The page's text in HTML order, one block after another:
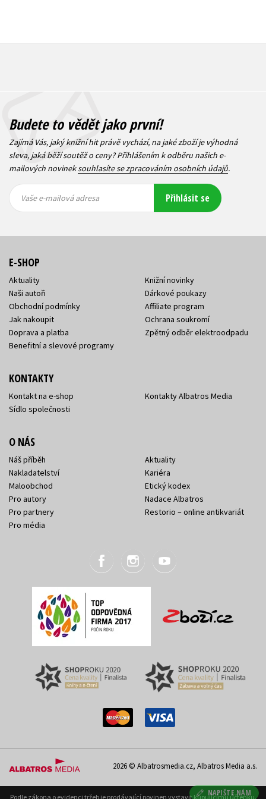
NAPIŠTE NÁM
Budete to vědět jako první!
Zajímá Vás, jaký knižní hit právě vychází, na jaké zboží je výhodná
sleva, jaká běží soutěž o ceny? Přihlášením k odběru našich e-
mailových novineksouhlasíte se zpracováním osobních údajů.
mailová
mailová
Vaše e-mailová adresa Přihlásit se
E-SHOP
Aktuality
Naši autoři
Obchodní podmínky
Jak nakoupit
Doprava a platba
Benefitní a slevové programy
Knižní novinky
Dárkové poukazy
Affiliate program
Ochrana soukromí
Zpětný odběr elektroodpadu
KONTAKTY
Kontakt na e-shop
Sídlo společnosti
Kontakty Albatros Media
O NÁS
Náš příběh
Nakladatelství
Maloobchod
Pro autory
Pro partnery
Pro média
Aktuality
Kariéra
Etický kodex
Nadace Albatros
Restorio – online antikvariát
2026 © Albatrosmedia.cz, Albatros Media a.s.
Podle zákona o evidenci tržeb je prodávající povinen vystavit kupujícímu účtenku.